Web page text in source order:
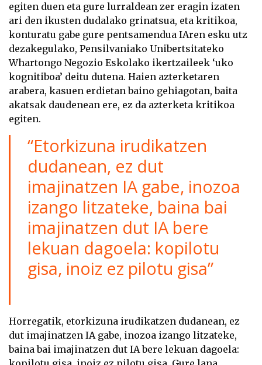
egiten duen eta gure lurraldean zer eragin izaten
ari den ikusten dudalako grinatsua, eta kritikoa,
konturatu gabe gure pentsamendua IAren esku utz
dezakegulako, Pensilvaniako Unibertsitateko
Whartongo Negozio Eskolako ikertzaileek ‘uko
kognitiboa’ deitu dutena. Haien azterketaren
arabera, kasuen erdietan baino gehiagotan, baita
akatsak daudenean ere, ez da azterketa kritikoa
egiten.
“Etorkizuna irudikatzen
dudanean, ez dut
imajinatzen IA gabe, inozoa
izango litzateke, baina bai
imajinatzen dut IA bere
lekuan dagoela: kopilotu
gisa, inoiz ez pilotu gisa”
Horregatik, etorkizuna irudikatzen dudanean, ez
dut imajinatzen IA gabe, inozoa izango litzateke,
baina bai imajinatzen dut IA bere lekuan dagoela: